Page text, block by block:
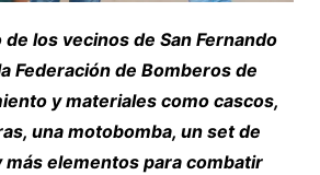
los vecinos de San Fernando
Federación de Bomberos de
y materiales como cascos,
una motobomba, un set de
más elementos para combatir